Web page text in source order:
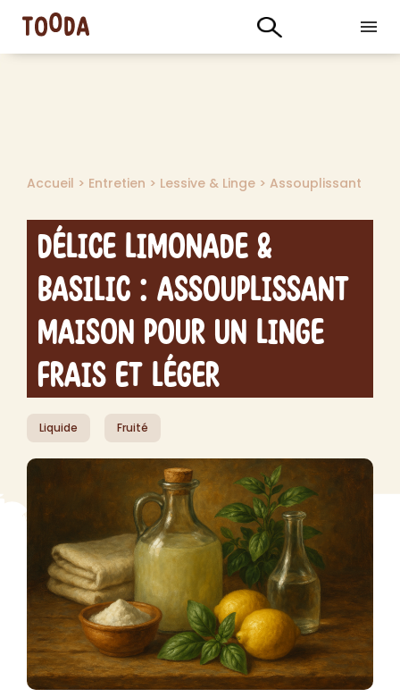
Accueil > Entretien > Lessive & Linge > Assouplissant
Délice Limonade &
Basilic : Assouplissant
Maison pour un Linge
Frais et Léger
Liquide Fruité